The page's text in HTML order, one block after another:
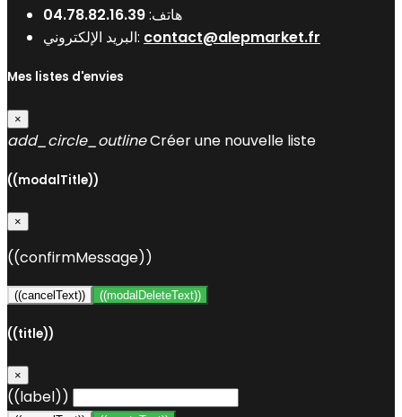
هاتف:04.78.82.16.39
البريد الإلكتروني: contact@alepmarket.fr
Mes listes d'envies
×
add_circle_outlineCréer une nouvelle liste
((modalTitle))
×
((confirmMessage))
((cancelText)) ((modalDeleteText))
((title))
×
((label))